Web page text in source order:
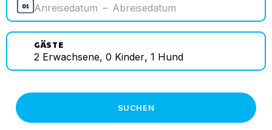
Anreisedatum – Abreisedatum
GÄSTE
2 Erwachsene, 0 Kinder, 1 Hund
SUCHEN